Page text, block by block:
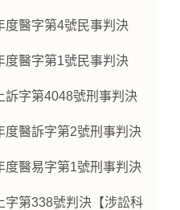
度醫字第4號民事判決
度醫字第1號民事判決
訴字第4048號刑事判決
度醫訴字第2號刑事判決
度醫易字第1號刑事判決
字第338號判決【涉訟科